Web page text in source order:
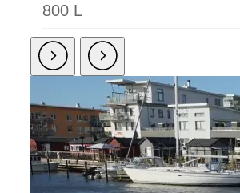
800 L